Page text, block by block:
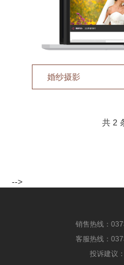
婚纱摄影
共 2
-->
销售热线：
客服热线：
投诉建议